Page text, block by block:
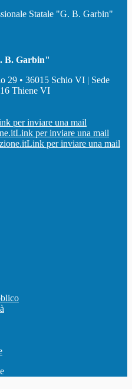
Statale "G. B. Garbin"
B. Garbin"
29 • 36015 Schio VI | Sede
Thiene VI
per inviare una mail
Link per inviare una mail
Link per inviare una mail